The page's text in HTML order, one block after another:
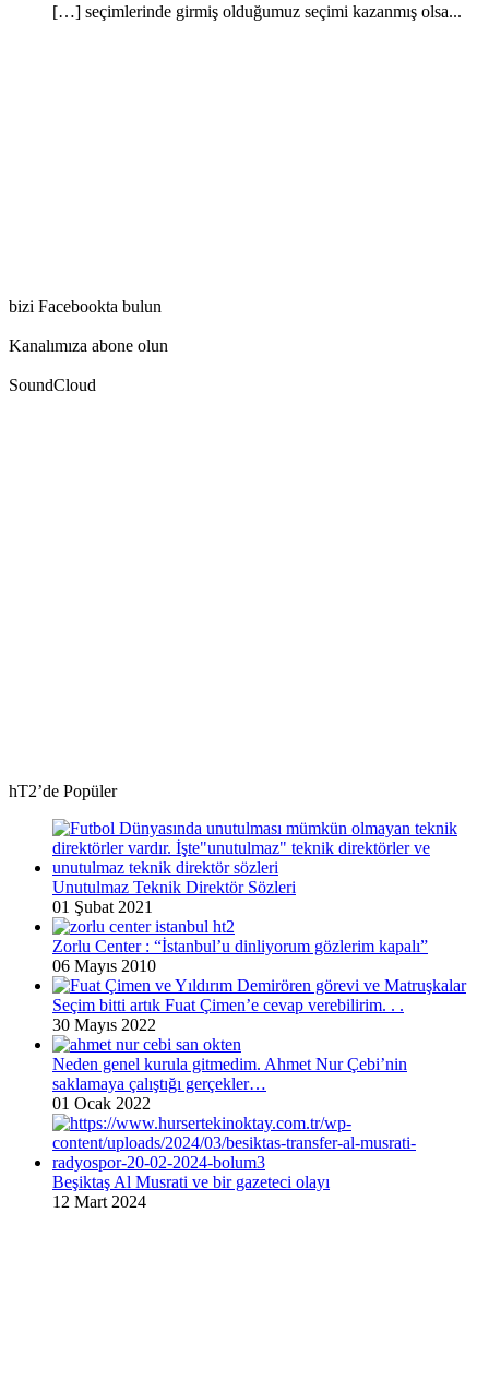
[…] seçimlerinde girmiş olduğumuz seçimi kazanmış olsa...
bizi Facebookta bulun
Kanalımıza abone olun
SoundCloud
hT2’de Popüler
Unutulmaz Teknik Direktör Sözleri
01 Şubat 2021
Zorlu Center : “İstanbul’u dinliyorum gözlerim kapalı”
06 Mayıs 2010
Seçim bitti artık Fuat Çimen’e cevap verebilirim. . .
30 Mayıs 2022
Neden genel kurula gitmedim. Ahmet Nur Çebi’nin
saklamaya çalıştığı gerçekler…
01 Ocak 2022
Beşiktaş Al Musrati ve bir gazeteci olayı
12 Mart 2024